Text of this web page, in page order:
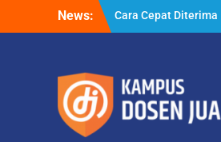
News:
Cara Cepat
yang Bisa Anda
Cara Dapat
untuk Memperbesar